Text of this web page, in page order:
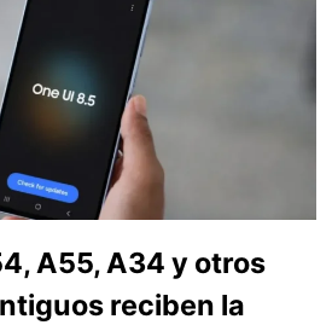
A55, A34 y otros
reciben la